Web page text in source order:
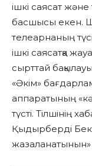
ішкі саясат және
басшысы екен.
телеарнаның
ішкі саясатқа
сырттай
«Әкім»
аппаратының
түсті. Тілшінің
Қыдырберді
жазаланатынын»